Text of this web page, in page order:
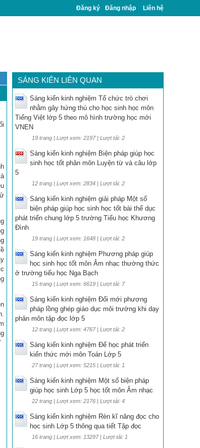
Đăng ký Đăng nhập Liên hệ
SÁNG KIẾN LIÊN QUAN
Sáng kiến kinh nghiệm Tổ chức trò chơi
nhằm gây hứng thú cho học sinh học môn
Tiếng Việt lớp 5 theo mô hình trường học mới
VNEN
19 trang | Lượt xem: 2197 | Lượt tải: 2
Sáng kiến kinh nghiệm Biện pháp giúp học
sinh học tốt phân môn Luyện từ và câu lớp
5
12 trang | Lượt xem: 2834 | Lượt tải: 2
Sáng kiến kinh nghiệm giải pháp Một số
biện pháp giúp học sinh học tốt bài thể dục
phát triển chung lớp 5 trường Tiểu học Khương
Đình
19 trang | Lượt xem: 1648 | Lượt tải: 2
Sáng kiến kinh nghiệm Phương pháp giúp
học sinh học tốt môn Âm nhạc thường thức
ở trường tiểu học Nga Bạch
15 trang | Lượt xem: 6619 | Lượt tải: 7
Sáng kiến kinh nghiệm Đổi mới phương
pháp lồng ghép giáo dục môi trường khi dạy
phân môn tập đọc lớp 5
12 trang | Lượt xem: 4767 | Lượt tải: 2
Sáng kiến kinh nghiệm Để học phát triển
kiến thức mới môn Toán Lớp 5
27 trang | Lượt xem: 5215 | Lượt tải: 1
Sáng kiến kinh nghiệm Một số biện pháp
giúp học sinh Lớp 5 học tốt môn Âm nhạc
22 trang | Lượt xem: 2176 | Lượt tải: 4
Sáng kiến kinh nghiệm Rèn kĩ năng đọc cho
học sinh Lớp 5 thông qua tiết Tập đọc
16 trang | Lượt xem: 13297 | Lượt tải: 1